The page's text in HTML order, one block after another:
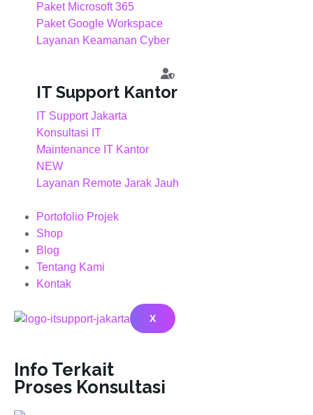
Paket Microsoft 365
Paket Google Workspace
Layanan Keamanan Cyber
IT Support Kantor
IT Support Jakarta
Konsultasi IT
Maintenance IT Kantor
NEW
Layanan Remote Jarak Jauh
Portofolio Projek
Shop
Blog
Tentang Kami
Kontak
X
Info Terkait
Proses Konsultasi